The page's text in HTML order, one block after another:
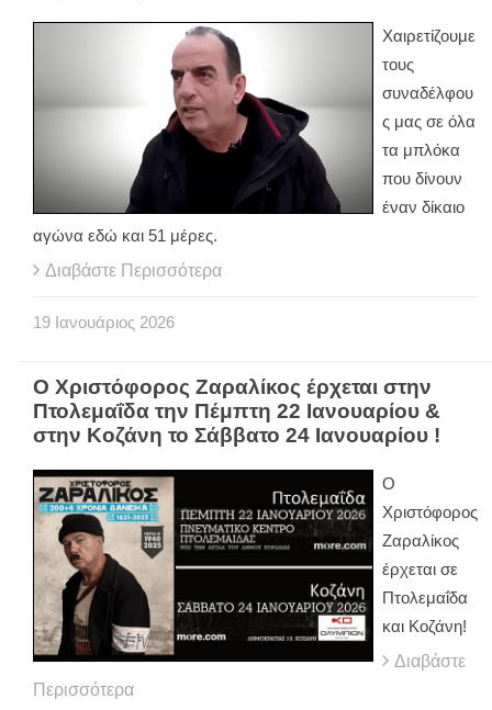
Χαιρετίζουμε
τους
συναδέλφου
ς μας σε όλα
τα μπλόκα
που δίνουν
έναν δίκαιο
αγώνα εδώ και 51 μέρες.
Διαβάστε Περισσότερα
19 Ιανουάριος 2026
Ο Χριστόφορος Ζαραλίκος έρχεται στην
Πτολεμαΐδα την Πέμπτη 22 Ιανουαρίου &
στην Κοζάνη το Σάββατο 24 Ιανουαρίου !
Ο
Χριστόφορος
Ζαραλίκος
έρχεται σε
Πτολεμαΐδα
και Κοζάνη!
Διαβάστε
Περισσότερα